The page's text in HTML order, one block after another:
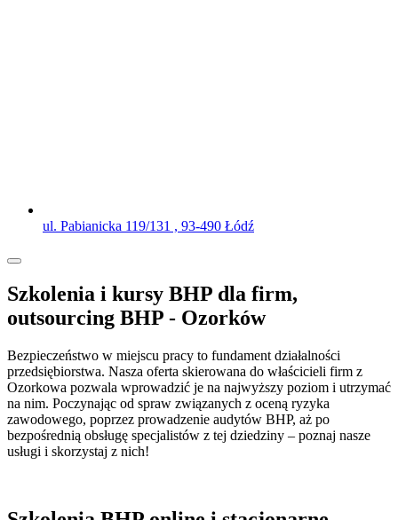
ul. Pabianicka 119/131 , 93-490 Łódź
Szkolenia i kursy BHP dla firm,
outsourcing BHP - Ozorków
Bezpieczeństwo w miejscu pracy to fundament działalności
przedsiębiorstwa. Nasza oferta skierowana do właścicieli firm z
Ozorkowa pozwala wprowadzić je na najwyższy poziom i utrzymać
na nim. Poczynając od spraw związanych z oceną ryzyka
zawodowego, poprzez prowadzenie audytów BHP, aż po
bezpośrednią obsługę specjalistów z tej dziedziny – poznaj nasze
usługi i skorzystaj z nich!